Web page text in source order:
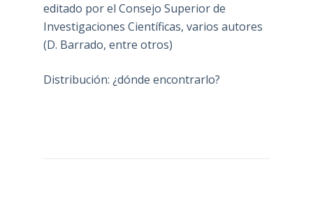
editado por el Consejo Superior de
Investigaciones Científicas, varios autores
(D. Barrado, entre otros)
Distribución: ¿dónde encontrarlo?